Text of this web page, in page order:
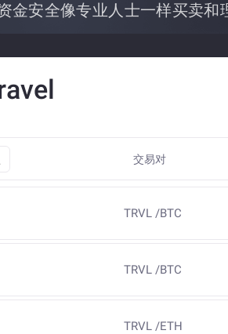
金安全像专业人士一样买卖和
交易对
TRVL /BTC
TRVL /BTC
TRVL /ETH